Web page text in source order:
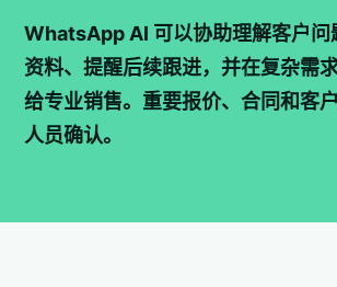
WhatsApp AI 可以协助理解客户问
资料、提醒后续跟进，并在复杂需
给专业销售。重要报价、合同和客
人员确认。